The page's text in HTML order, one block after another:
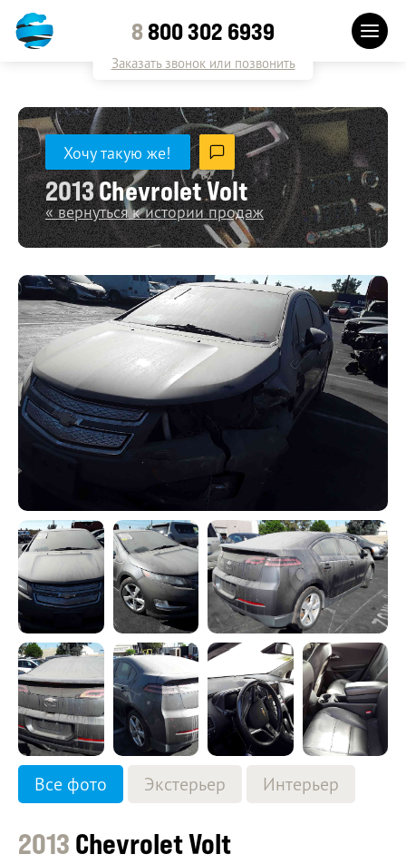
8800 302 6939
Заказать звонок или позвонить
2013Chevrolet Volt
« вернуться к истории продаж
Хочу такую же!
Все фото Экстерьер Интерьер
2013 Chevrolet Volt